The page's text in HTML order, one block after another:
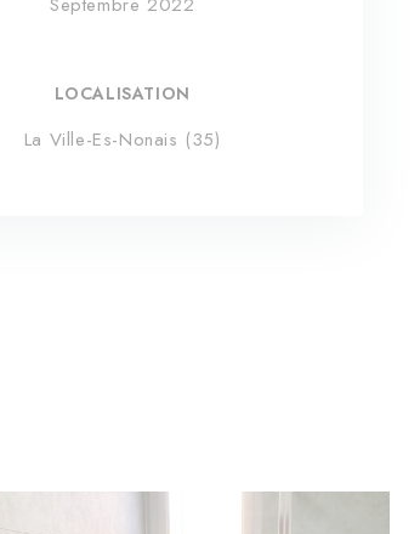
LOCALISATION
La Ville-Es-Nonais (35)